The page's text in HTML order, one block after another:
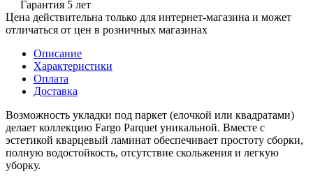
Гарантия 5 лет
Цена действительна только для интернет-магазина и может
отличаться от цен в розничных магазинах
Описание
Характеристики
Оплата
Доставка
Возможность укладки под паркет (елочкой или квадратами)
делает коллекцию Fargo Parquet уникальной. Вместе с
эстетикой кварцевый ламинат обеспечивает простоту сборки,
полную водостойкость, отсутствие скольжения и легкую
уборку.